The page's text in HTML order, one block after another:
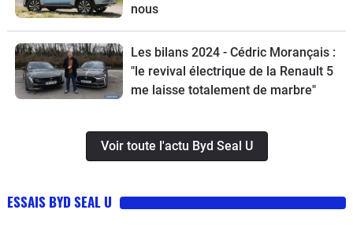
nous
Les bilans 2024 - Cédric Morançais :
"le revival électrique de la Renault 5
me laisse totalement de marbre"
Voir toute l'actu Byd Seal U
ESSAIS BYD SEAL U